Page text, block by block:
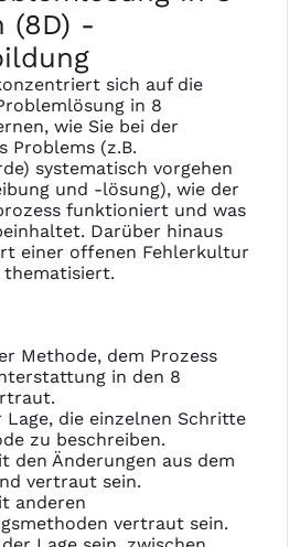
(8D) -
sich auf die
in 8
wie Sie bei der
Problems (z.B.
systematisch vorgehen
und -lösung), wie der
funktioniert und was
Darüber hinaus
einer offenen Fehlerkultur
thematisiert.
Methode, dem Prozess
in den 8
Lage, die einzelnen Schritte
zu beschreiben.
den Änderungen aus dem
vertraut sein.
anderen
vertraut sein.